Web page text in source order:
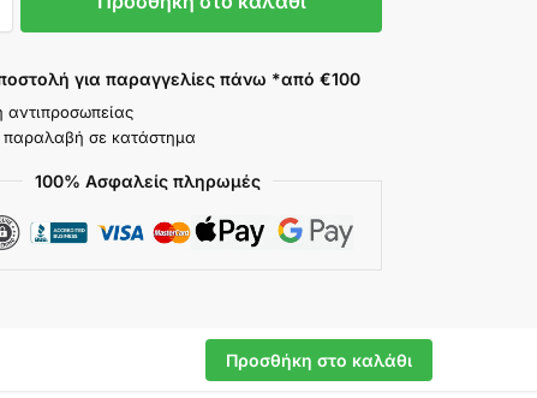
για παραγγελίες πάνω *από €100
αντιπροσωπείας
σε κατάστημα
100% Ασφαλείς πληρωμές
Προσθήκη στο καλάθι